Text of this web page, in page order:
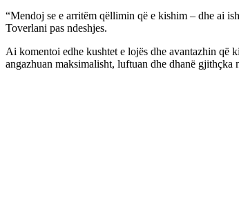
“Mendoj se e arritëm qëllimin që e kishim – dhe ai
Toverlani pas ndeshjes.
Ai komentoi edhe kushtet e lojës dhe avantazhin që
angazhuan maksimalisht, luftuan dhe dhanë gjithçka